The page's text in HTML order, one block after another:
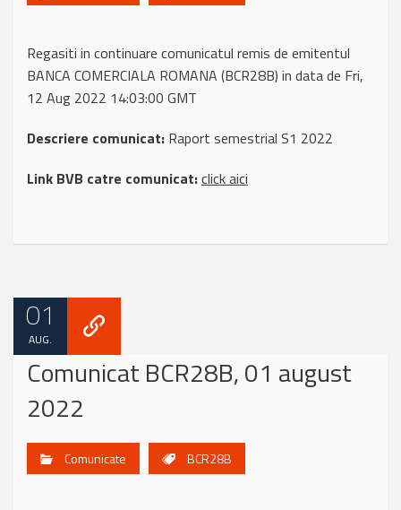
Regasiti in continuare comunicatul remis de emitentul
BANCA COMERCIALA ROMANA (BCR28B) in data de Fri,
12 Aug 2022 14:03:00 GMT
Descriere comunicat: Raport semestrial S1 2022
Link BVB catre comunicat:click aici
01
AUG.
Comunicat BCR28B, 01 august
2022
Comunicate BCR28B